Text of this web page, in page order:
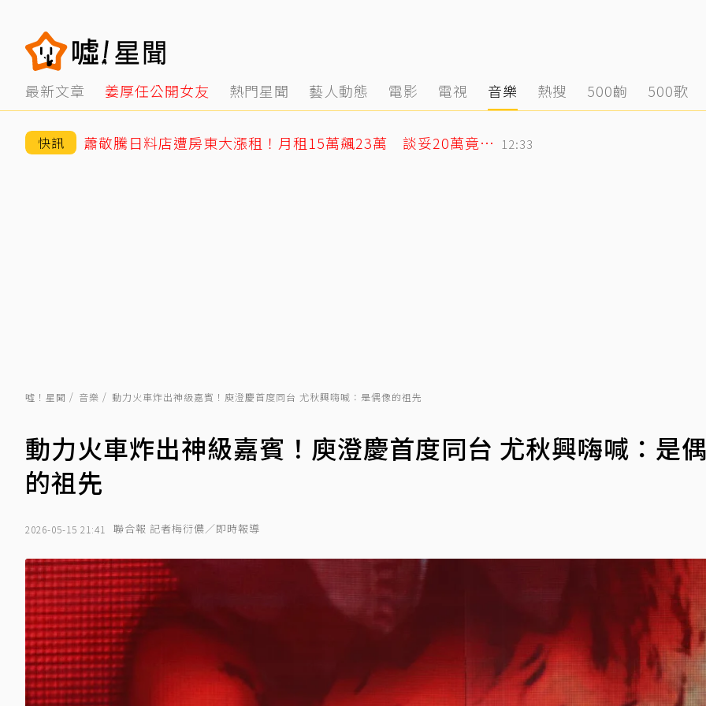
最新文章 姜厚任公開女友 熱門星聞 藝人動態 電影 電視 音樂 熱搜 500齣 500歌
快訊 蕭敬騰日料店遭房東大漲租！月租15萬飆23萬 談妥20萬竟臨時反悔不續租 12:33
噓！星聞 音樂 動力火車炸出神級嘉賓！庾澄慶首度同台 尤秋興嗨喊：是偶像的祖先
動力火車炸出神級嘉賓！庾澄慶首度同台 尤秋興嗨喊：是
的祖先
2026-05-15 21:41 聯合報 記者梅衍儂／即時報導